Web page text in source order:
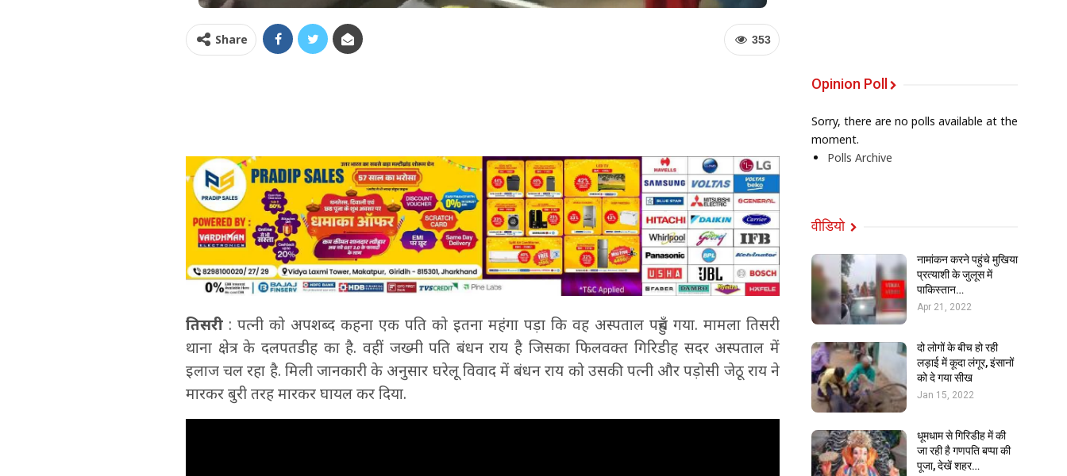
353
Share
तिसरी : पत्नी को अपशब्द कहना एक पति को इतना महंगा पड़ा कि वह अस्पताल पहुँच गया. मामला तिसरी
थाना क्षेत्र के दलपतडीह का है. वहीं जख्मी पति बंधन राय है जिसका फिलवक्त गिरिडीह सदर अस्पताल में
इलाज चल रहा है. मिली जानकारी के अनुसार घरेलू विवाद में बंधन राय को उसकी पत्नी और पड़ोसी जेठू राय ने
मारकर बुरी तरह मारकर घायल कर दिया.
Opinion Poll
Sorry, there are no polls available at the
moment.
Polls Archive
वीडियो
नामांकन करने पहुंचे मुखिया
प्रत्याशी के जुलूस में
पाकिस्तान…
Apr 21, 2022
दो लोगों के बीच हो रही
लड़ाई में कूदा लंगूर, इंसानों
को दे गया सीख
Jan 15, 2022
धूमधाम से गिरिडीह में की
जा रही है गणपति बप्पा की
पूजा, देखें शहर…